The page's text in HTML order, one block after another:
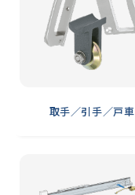
取手／引手／戸車